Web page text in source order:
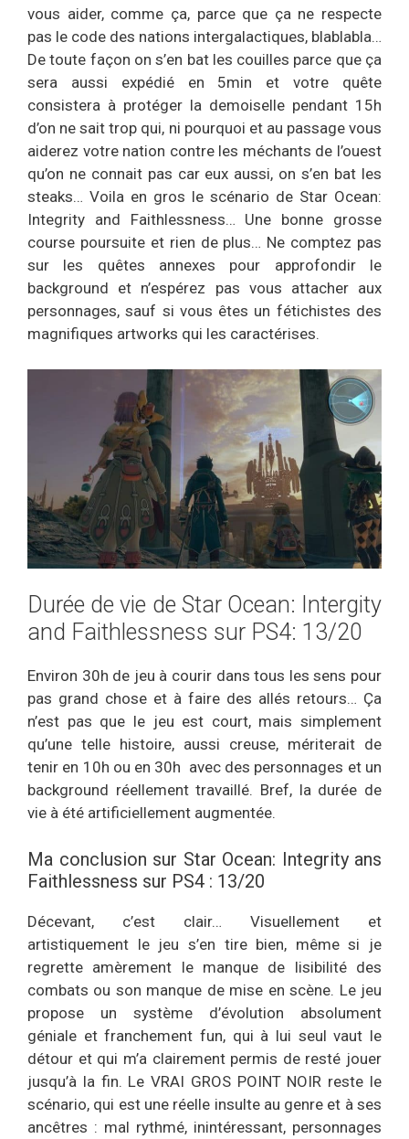
vous aider, comme ça, parce que ça ne respecte
pas le code des nations intergalactiques, blablabla…
De toute façon on s’en bat les couilles parce que ça
sera aussi expédié en 5min et votre quête
consistera à protéger la demoiselle pendant 15h
d’on ne sait trop qui, ni pourquoi et au passage vous
aiderez votre nation contre les méchants de l’ouest
qu’on ne connait pas car eux aussi, on s’en bat les
steaks… Voila en gros le scénario de Star Ocean:
Integrity and Faithlessness… Une bonne grosse
course poursuite et rien de plus… Ne comptez pas
sur les quêtes annexes pour approfondir le
background et n’espérez pas vous attacher aux
personnages, sauf si vous êtes un fétichistes des
magnifiques artworks qui les caractérises.
Durée de vie de Star Ocean: Intergity
and Faithlessness sur PS4: 13/20
Environ 30h de jeu à courir dans tous les sens pour
pas grand chose et à faire des allés retours… Ça
n’est pas que le jeu est court, mais simplement
qu’une telle histoire, aussi creuse, mériterait de
tenir en 10h ou en 30h avec des personnages et un
background réellement travaillé. Bref, la durée de
vie à été artificiellement augmentée.
Ma conclusion sur Star Ocean: Integrity ans
Faithlessness sur PS4 : 13/20
Décevant, c’est clair… Visuellement et
artistiquement le jeu s’en tire bien, même si je
regrette amèrement le manque de lisibilité des
combats ou son manque de mise en scène. Le jeu
propose un système d’évolution absolument
géniale et franchement fun, qui à lui seul vaut le
détour et qui m’a clairement permis de resté jouer
jusqu’à la fin. Le VRAI GROS POINT NOIR reste le
scénario, qui est une réelle insulte au genre et à ses
ancêtres : mal rythmé, inintéressant, personnages